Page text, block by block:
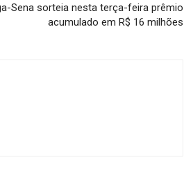
Sena sorteia nesta terça-feira prêmio
acumulado em R$ 16 milhões